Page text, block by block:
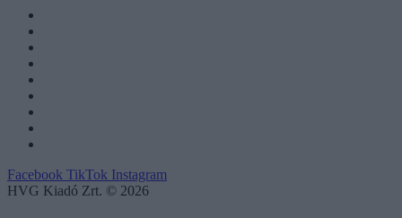
Facebook TikTok Instagram
HVG Kiadó Zrt. © 2026